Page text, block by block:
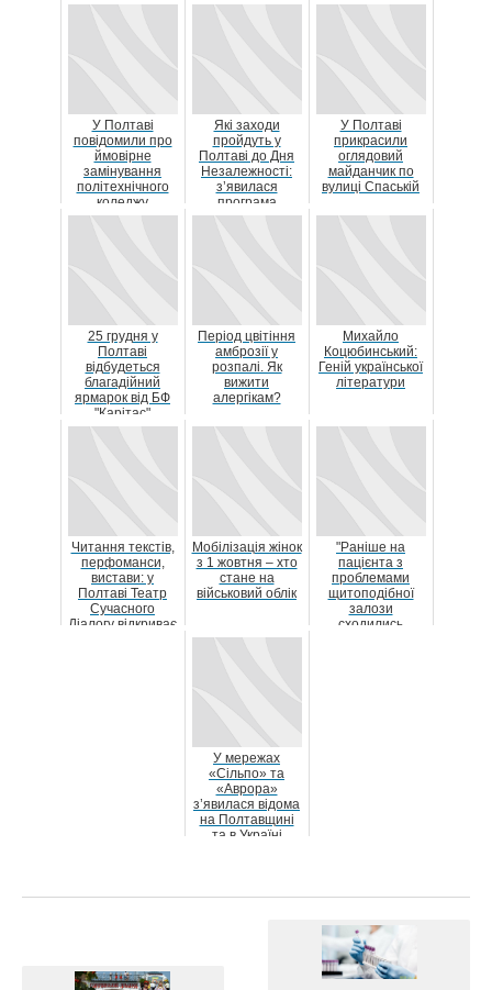
У Полтаві
повідомили про
ймовірне
замінування
політехнічного
коледжу
Які заходи
пройдуть у
Полтаві до Дня
Незалежності:
з’явилася
програма
У Полтаві
прикрасили
оглядовий
майданчик по
вулиці Спаській
25 грудня у
Полтаві
відбудеться
благадійний
ярмарок від БФ
"Карітас"
Період цвітіння
амброзії у
розпалі. Як
вижити
алергікам?
Михайло
Коцюбинський:
Геній української
літератури
Читання текстів,
перфоманси,
вистави: у
Полтаві Театр
Сучасного
Діалогу відкриває
Мобілізація жінок
з 1 жовтня – хто
стане на
військовий облік
"Раніше на
пацієнта з
проблемами
щитоподібної
залози
сходились
У мережах
«Сільпо» та
«Аврора»
з’явилася відома
на Полтавщині
та в Україні